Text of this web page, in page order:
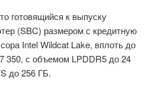
готовящийся к выпуску
(SBC) размером с кредитную
Intel Wildcat Lake, вплоть до
350, с объемом LPDDR5 до 24
до 256 ГБ.